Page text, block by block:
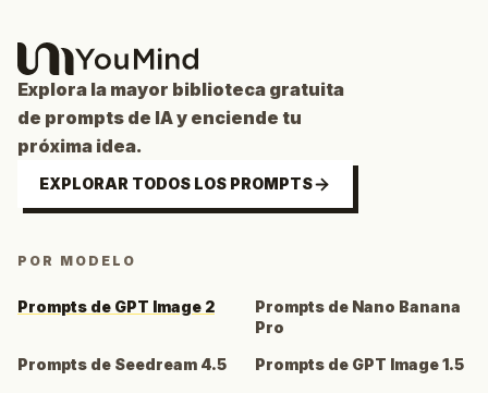
Explora la mayor biblioteca gratuita
de prompts de IA y enciende tu
próxima idea.
EXPLORAR TODOS LOS PROMPTS
POR MODELO
Prompts de GPT Image 2
Prompts de Nano Banana
Pro
Prompts de Seedream 4.5
Prompts de GPT Image 1.5